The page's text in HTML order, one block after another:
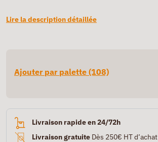
Lire la description détaillée
Ajouter par palette (108)
Livraison rapide en 24/72h
Livraison gratuite Dès 250€ HT d’achat